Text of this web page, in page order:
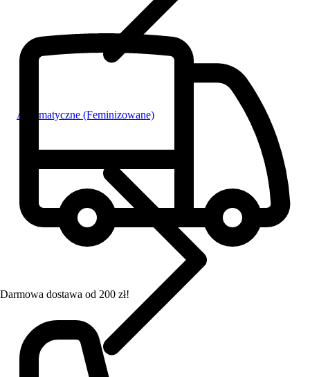
Darmowa dostawa od 200 zł!
Automatyczne (Feminizowane)